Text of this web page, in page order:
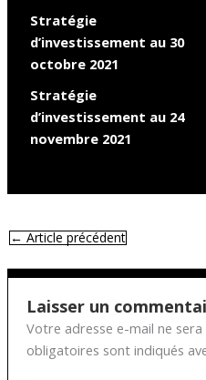
Stratégie
d’investissement au 30
octobre 2021
Stratégie
d’investissement au 24
novembre 2021
←Article précédent
Laisser un
Votre adresse e-mail ne sera
obligatoires sont indiqués